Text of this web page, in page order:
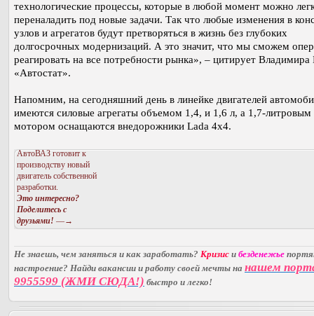
технологические процессы, которые в любой момент можно
переналадить под новые задачи. Так что любые изменения в
узлов и агрегатов будут претворяться в жизнь без глубоких
долгосрочных модернизаций. А это значит, что мы сможем
реагировать на все потребности рынка», – цитирует Владимира
«Автостат».
Напомним, на сегодняшний день в линейке двигателей
имеются силовые агрегаты объемом 1,4, и 1,6 л, а 1,7-литровым
мотором оснащаются внедорожники Lada 4x4.
АвтоВАЗ готовит к
производству новый
двигатель собственной
разработки.
Это интересно?
Поделитесь с
друзьями! —→
Не знаешь, чем заняться и как заработать? Кризис и безденежье
настроение? Найди вакансии и работу своей мечты на нашем
9955599 (ЖМИ СЮДА!) быстро и легко!